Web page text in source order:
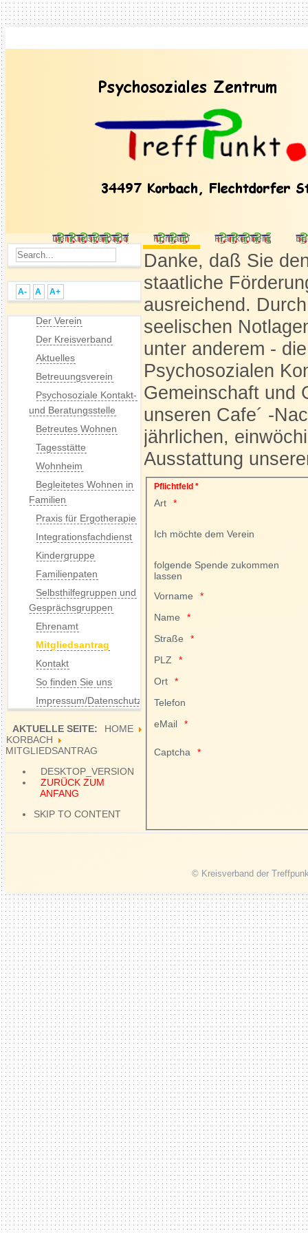
Der Kreisverband Korbach Frankenberg
Danke, daß Sie
staatliche
ausreichend.
seelischen
unter anderem -
Psychosozialen
Gemeinschaft und
unseren Cafe´ -
jährlichen,
Ausstattung
Pflichtfeld *
Art
Ich möchte dem Verein
folgende Spende zukommen
lassen
Vorname
Name
Straße
PLZ
Ort
Telefon
eMail
Captcha
A- A A+
Der Verein
Der Kreisverband
Aktuelles
Betreuungsverein
Psychosoziale Kontakt-
und Beratungsstelle
Betreutes Wohnen
Tagesstätte
Wohnheim
Begleitetes Wohnen in
Familien
Praxis für Ergotherapie
Integrationsfachdienst
Kindergruppe
Familienpaten
Selbsthilfegruppen und
Gesprächsgruppen
Ehrenamt
Mitgliedsantrag
Kontakt
So finden Sie uns
Impressum/Datenschutz
AKTUELLE SEITE:
HOME
KORBACH
MITGLIEDSANTRAG
DESKTOP_VERSION
ZURÜCK ZUM
ANFANG
SKIP TO CONTENT
© Kreisverband der